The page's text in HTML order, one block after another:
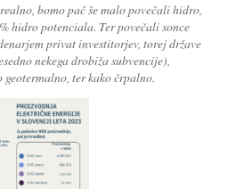
bomo pač še malo povečali hidro,
hidro potenciala. Ter povečali sonce
privat investitorjev, torej države
nekega drobiža subvencije),
ter kako črpalno.